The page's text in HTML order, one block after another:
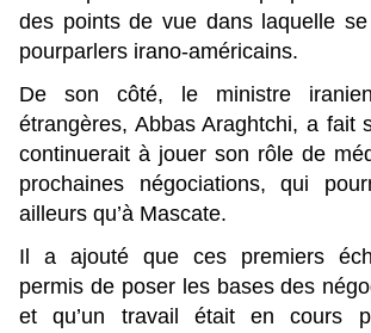
des points de vue dans laquelle
pourparlers irano-américains.
De son côté, le ministre
étrangères, Abbas Araghtchi, a fait
continuerait à jouer son rôle de
prochaines négociations, qui
ailleurs qu’à Mascate.
Il a ajouté que ces premiers
permis de poser les bases des
et qu’un travail était en cours